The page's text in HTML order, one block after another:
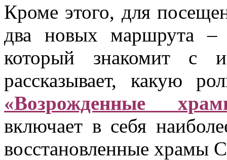
Кроме этого, для
два новых маршрута
который знакомит с
рассказывает, какую
«Возрожденные
включает в себя
восстановленные храмы